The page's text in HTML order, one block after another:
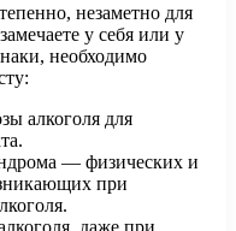
незаметно для
у себя или у
необходимо
алкоголя для
— физических и
при
даже при